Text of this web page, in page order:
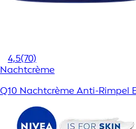
4,5(70)
Nachtcrème
Q10 Nachtcrème Anti-Rimpel